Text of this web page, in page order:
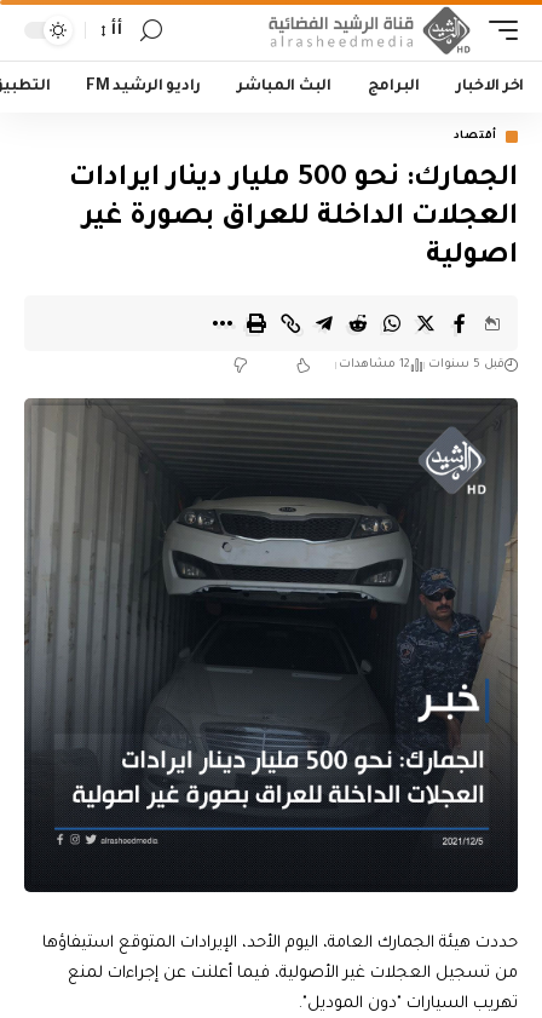
أأ
اخر الاخبار البرامج البث المباشر راديو الرشيد FM
أقتصاد
الجمارك: نحو 500 مليار دينار ايرادات
العجلات الداخلة للعراق بصورة غير
اصولية
قبل 5 سنوات 12 مشاهدات
حددت هيئة الجمارك العامة، اليوم الأحد، الإيرادات المتوقع استيفاؤها
من تسجيل العجلات غير الأصولية، فيما أعلنت عن إجراءات لمنع
تهريب السيارات "دون الموديل".